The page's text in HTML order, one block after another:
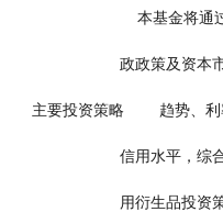
主要投资策略        趋势、